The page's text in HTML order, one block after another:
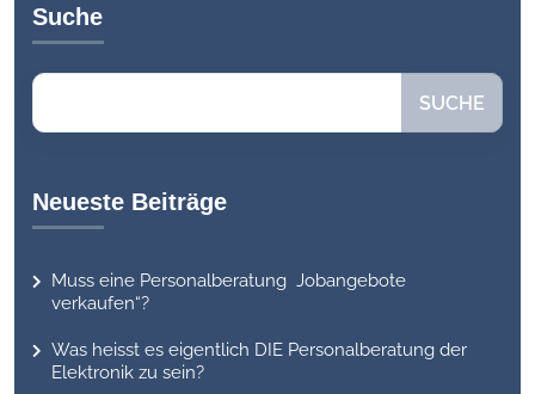
Suche
Suchen SUCHE
Neueste Beiträge
Muss eine Personalberatung Jobangebote
verkaufen“?
Was heisst es eigentlich DIE Personalberatung der
Elektronik zu sein?